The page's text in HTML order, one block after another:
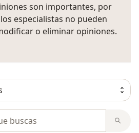
son importantes, por
especialistas no pueden
o eliminar opiniones.